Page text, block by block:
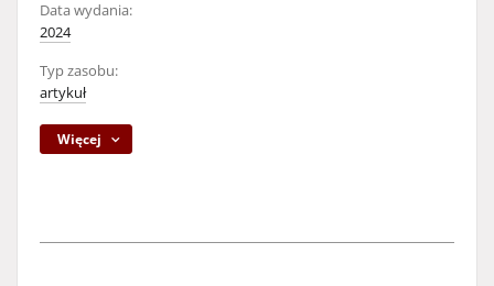
Data wydania:
2024
Typ zasobu:
artykuł
Więcej